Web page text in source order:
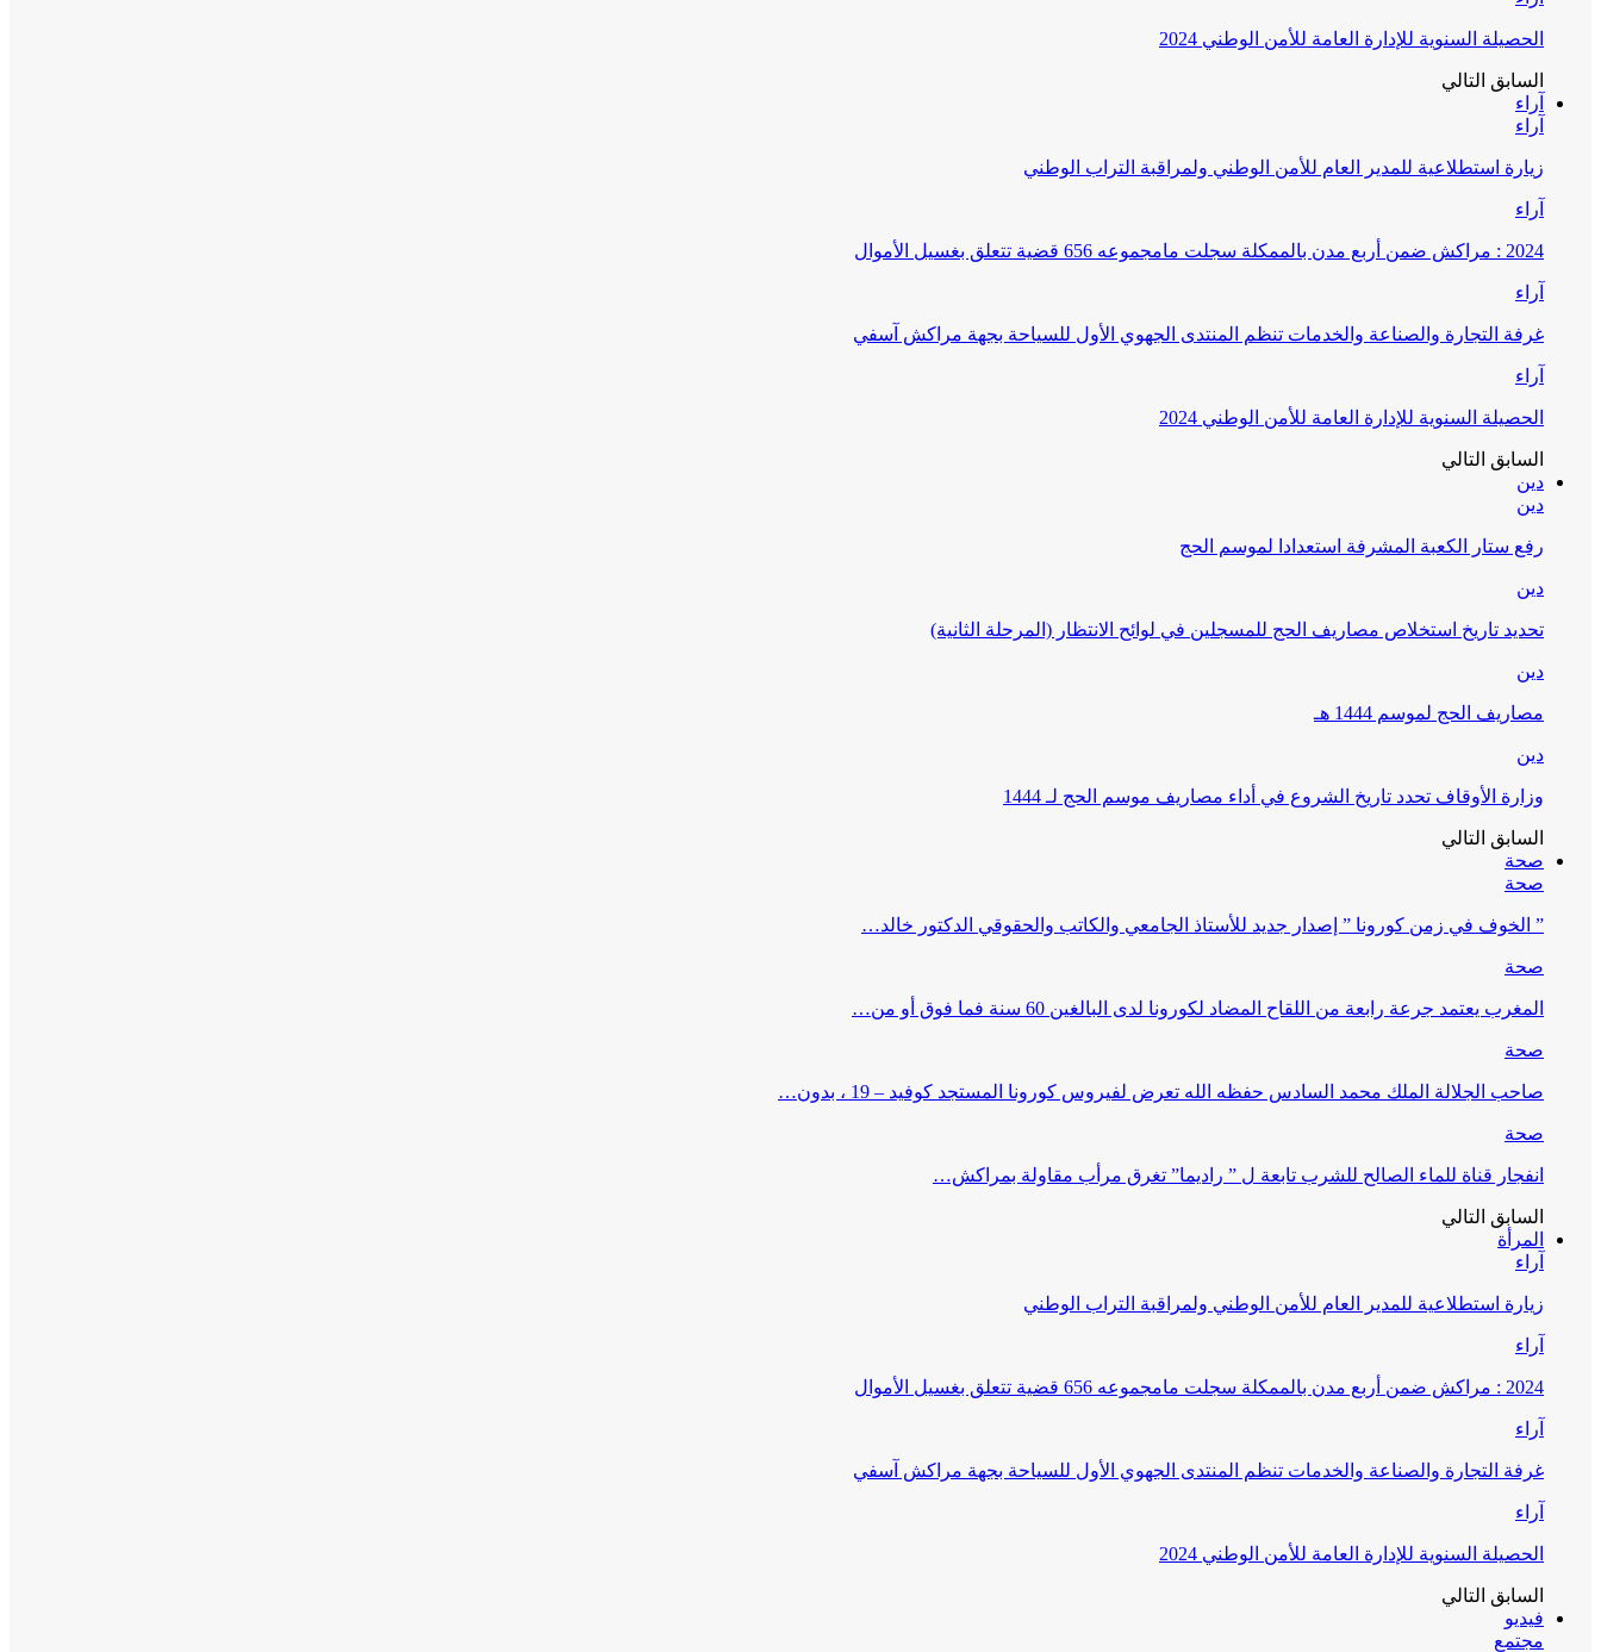
الحصيلة السنوية للإدارة العامة للأمن الوطني 2024
السابق التالي
آراء
آراء
زيارة استطلاعية للمدير العام للأمن الوطني ولمراقبة التراب الوطني
آراء
2024 : مراكش ضمن أربع مدن بالممكلة سجلت مامجموعه 656 قضية تتعلق بغسيل الأموال
آراء
غرفة التجارة والصناعة والخدمات تنظم المنتدى الجهوي الأول للسياحة بجهة مراكش آسفي
آراء
الحصيلة السنوية للإدارة العامة للأمن الوطني 2024
السابق التالي
دين
دين
رفع ستار الكعبة المشرفة استعدادا لموسم الحج
دين
تحديد تاريخ استخلاص مصاريف الحج للمسجلين في لوائح الانتظار (المرحلة الثانية)
دين
مصاريف الحج لموسم 1444 هـ
دين
وزارة الأوقاف تحدد تاريخ الشروع في أداء مصاريف موسم الحج لـ 1444
السابق التالي
صحة
صحة
” الخوف في زمن كورونا ” إصدار جديد للأستاذ الجامعي والكاتب والحقوقي الدكتور خالد…
صحة
المغرب يعتمد جرعة رابعة من اللقاح المضاد لكورونا لدى البالغين 60 سنة فما فوق أو من…
صحة
صاحب الجلالة الملك محمد السادس حفظه الله تعرض لفيروس كورونا المستجد كوفيد – 19 ، بدون…
صحة
انفجار قناة للماء الصالح للشرب تابعة ل ” راديما” تغرق مرأب مقاولة بمراكش…
السابق التالي
المرأة
آراء
زيارة استطلاعية للمدير العام للأمن الوطني ولمراقبة التراب الوطني
آراء
2024 : مراكش ضمن أربع مدن بالممكلة سجلت مامجموعه 656 قضية تتعلق بغسيل الأموال
آراء
غرفة التجارة والصناعة والخدمات تنظم المنتدى الجهوي الأول للسياحة بجهة مراكش آسفي
آراء
الحصيلة السنوية للإدارة العامة للأمن الوطني 2024
السابق التالي
فيديو
مجتمع